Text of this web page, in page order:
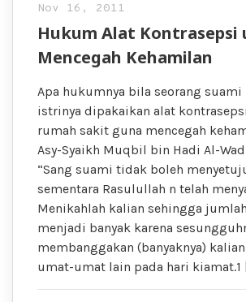
Nov 16, 2011
Hukum Alat Kontrasepsi
Mencegah Kehamilan
Apa hukumnya bila seorang
istrinya dipakaikan alat
rumah sakit guna mencegah
Asy-Syaikh Muqbil bin Hadi Al-
“Sang suami tidak boleh
sementara Rasulullah n telah
Menikahlah kalian sehingga
menjadi banyak karena
membanggakan (banyaknya)
umat-umat lain pada hari kiamat.1